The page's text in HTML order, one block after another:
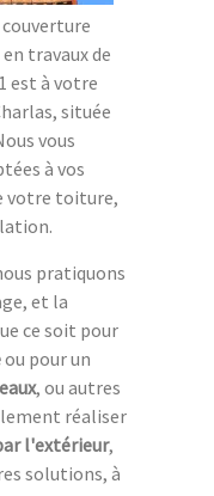
travaux de
est à votre
située
vous
à vos
votre toiture,
pratiquons
et la
ce soit pour
ou pour un
, ou autres
réaliser
l'extérieur,
solutions, à